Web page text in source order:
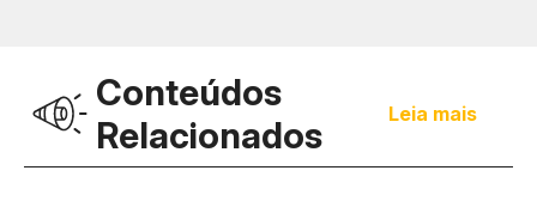
Conteúdos
Relacionados
Leia mais